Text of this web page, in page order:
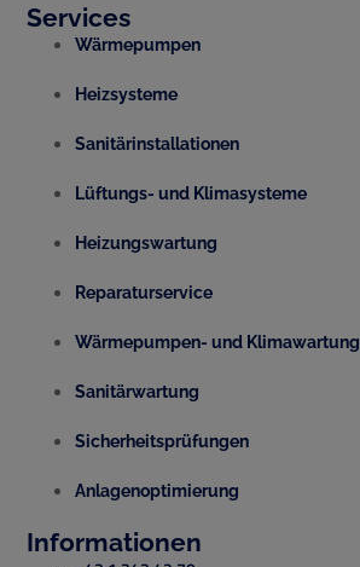
Services
Wärmepumpen
Heizsysteme
Sanitärinstallationen
Lüftungs- und Klimasysteme
Heizungswartung
Reparaturservice
Wärmepumpen- und Klimawartung
Sanitärwartung
Sicherheitsprüfungen
Anlagenoptimierung
Informationen